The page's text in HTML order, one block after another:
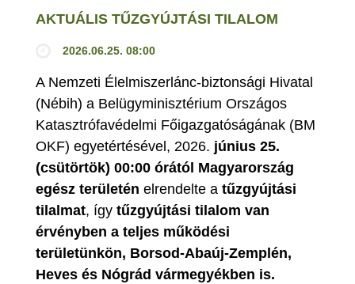
AKTUÁLIS TŰZGYÚJTÁSI TILALOM
2026.06.25. 08:00
A Nemzeti Élelmiszerlánc-biztonsági Hivatal
(Nébih) a Belügyminisztérium Országos
Katasztrófavédelmi Főigazgatóságának (BM
OKF) egyetértésével, 2026. június 25.
(csütörtök) 00:00 órától Magyarország
egész területén elrendelte a tűzgyújtási
tilalmat, így tűzgyújtási tilalom van
érvényben a teljes működési
területünkön, Borsod-Abaúj-Zemplén,
Heves és Nógrád vármegyékben is.